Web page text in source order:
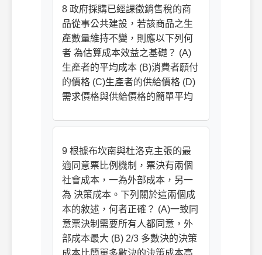
8 政府採購已經課徵銷售稅的商
品從事公共建設，若該商品之生
產數量維持不變，則應以下列何
者 為估算成本效益之基礎？ (A)
生產者的平均成本 (B)消費者願付
的價格 (C)生產者的供給價格 (D)
需求價格與供給價格的簡單平均
9 根據布坎南與杜洛克主張的最
適同意票比例機制，票決有兩個
社會成本，一為外部成本，另一
為 決策成本。下列關於這兩個成
本的敘述，何者正確？ (A)一致同
意票決制需要所有人都同意，外
部成本最大 (B) 2/3 多數決的決策
成本比簡單多數決的決策成本高